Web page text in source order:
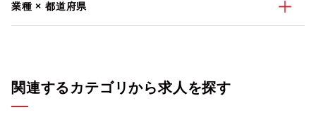
業種 × 都道府県
関連するカテゴリから求人を探す